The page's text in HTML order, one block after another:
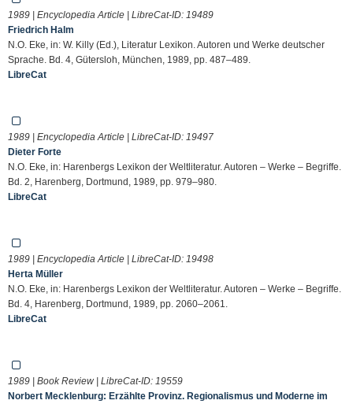
1989 | Encyclopedia Article | LibreCat-ID: 19489
Friedrich Halm
N.O. Eke, in: W. Killy (Ed.), Literatur Lexikon. Autoren und Werke deutscher
Sprache. Bd. 4, Gütersloh, München, 1989, pp. 487–489.
LibreCat
1989 | Encyclopedia Article | LibreCat-ID: 19497
Dieter Forte
N.O. Eke, in: Harenbergs Lexikon der Weltliteratur. Autoren – Werke – Begriffe.
Bd. 2, Harenberg, Dortmund, 1989, pp. 979–980.
LibreCat
1989 | Encyclopedia Article | LibreCat-ID: 19498
Herta Müller
N.O. Eke, in: Harenbergs Lexikon der Weltliteratur. Autoren – Werke – Begriffe.
Bd. 4, Harenberg, Dortmund, 1989, pp. 2060–2061.
LibreCat
1989 | Book Review | LibreCat-ID: 19559
Norbert Mecklenburg: Erzählte Provinz. Regionalismus und Moderne im